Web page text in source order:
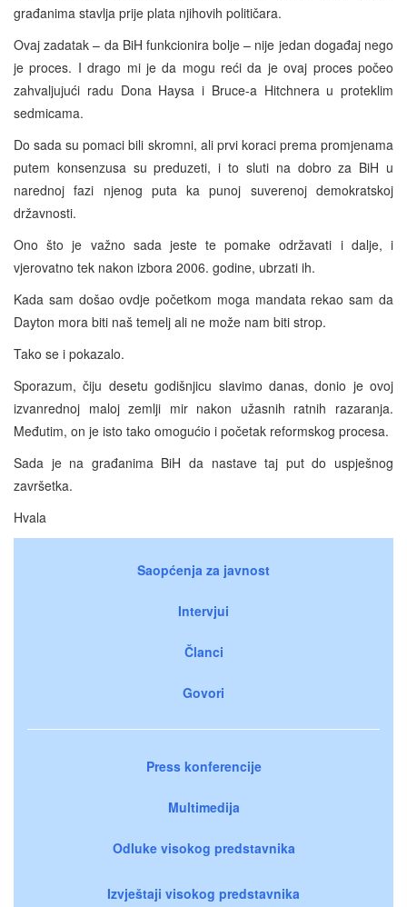
građanima stavlja prije plata njihovih političara.
Ovaj zadatak – da BiH funkcionira bolje – nije jedan događaj nego
je proces. I drago mi je da mogu reći da je ovaj proces počeo
zahvaljujući radu Dona Haysa i Bruce-a Hitchnera u proteklim
sedmicama.
Do sada su pomaci bili skromni, ali prvi koraci prema promjenama
putem konsenzusa su preduzeti, i to sluti na dobro za BiH u
narednoj fazi njenog puta ka punoj suverenoj demokratskoj
državnosti.
Ono što je važno sada jeste te pomake održavati i dalje, i
vjerovatno tek nakon izbora 2006. godine, ubrzati ih.
Kada sam došao ovdje početkom moga mandata rekao sam da
Dayton mora biti naš temelj ali ne može nam biti strop.
Tako se i pokazalo.
Sporazum, čiju desetu godišnjicu slavimo danas, donio je ovoj
izvanrednoj maloj zemlji mir nakon užasnih ratnih razaranja.
Međutim, on je isto tako omogućio i početak reformskog procesa.
Sada je na građanima BiH da nastave taj put do uspješnog
završetka.
Hvala
Saopćenja za javnost
Intervjui
Članci
Govori
Press konferencije
Multimedija
Odluke visokog predstavnika
Izvještaji visokog predstavnika